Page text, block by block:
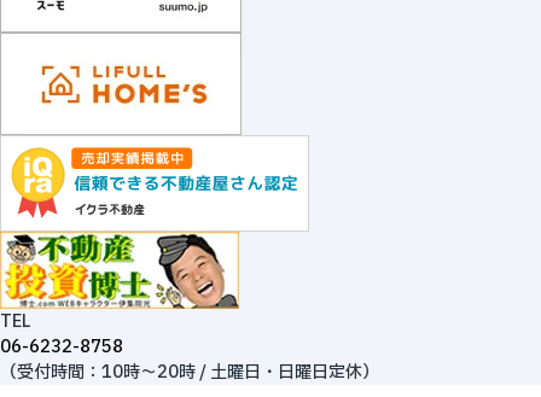
TEL
06-6232-8758
（受付時間：10時～20時 / 土曜日・日曜日定休）